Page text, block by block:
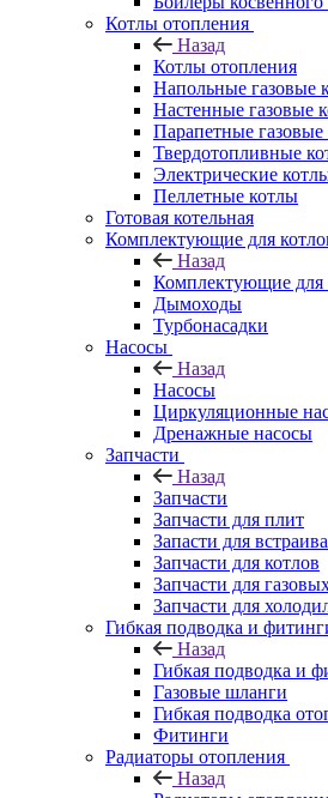
Котлы отопления
Назад
Котлы отопления
Напольные газовые
Настенные газовые
Парапетные газовые
Твердотопливные
Электрические
Пеллетные котлы
Готовая котельная
Комплектующие для
Назад
Комплектующие для
Дымоходы
Турбонасадки
Насосы
Назад
Насосы
Циркуляционные
Дренажные насосы
Запчасти
Назад
Запчасти
Запчасти для плит
Запасти для
Запчасти для котлов
Запчасти для
Запчасти для
Гибкая подводка и
Назад
Гибкая подводка и
Газовые шланги
Гибкая подводка
Фитинги
Радиаторы отопления
Назад